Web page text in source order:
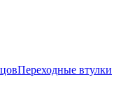
Переходные втулки